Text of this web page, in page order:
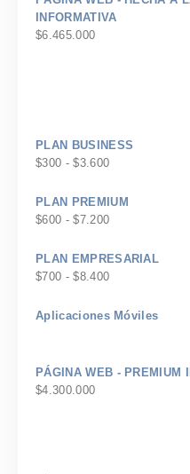
INFORMATIVA
$6.465.000
PLAN BUSINESS
$300 - $3.600Rango
precios:
desde
PLAN PREMIUM
$600 - $7.200Rango
precios:
desde
hasta
PLAN EMPRESARIAL
$700 - $8.400Rango
precios:
Aplicaciones Móviles
PÁGINA WEB - PREMIUM
$4.300.000